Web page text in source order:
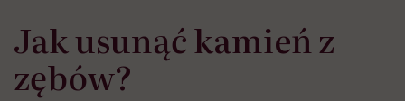
Jak usunąć kamień z
zębów?